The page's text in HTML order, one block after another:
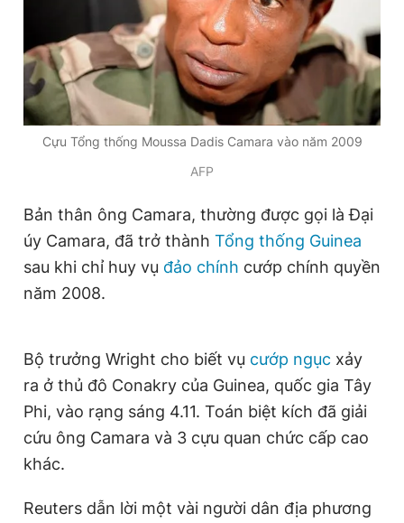
Đọc Thanh Niên trên điện thoại
Hotline
0906 645 777
Liên hệ quảng cáo
0908 780 404
Đặt báo Quảng cáo
Phó tổng biên tập: Lâm Hiếu Dũng
Phó tổng biên tập: Trần Việt Hưng
Tổng thư ký tòa soạn: Đức Trung
Giấy phép xuất bản số 110/GP - BTTTT cấp ngày 24.3.2020
© 2003-2026 Bản quyền thuộc về Báo Thanh Niên. Cấm sao
chép dưới mọi hình thức nếu không có sự chấp thuận bằng văn
bản. Phát triển bởi ePi Technologies, JSC.
Cựu Tổng thống Moussa Dadis Camara vào năm 2009
AFP
Bản thân ông Camara, thường được gọi là Đại
úy Camara, đã trở thành Tổng thống Guinea
sau khi chỉ huy vụ đảo chính cướp chính quyền
năm 2008.
Bộ trưởng Wright cho biết vụ cướp ngục xảy
ra ở thủ đô Conakry của Guinea, quốc gia Tây
Phi, vào rạng sáng 4.11. Toán biệt kích đã giải
cứu ông Camara và 3 cựu quan chức cấp cao
khác.
Reuters dẫn lời một vài người dân địa phương